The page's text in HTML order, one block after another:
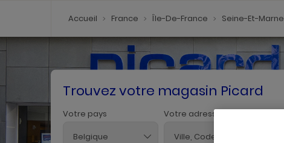
Accueil France Île-De-France Seine-Et-Marne
Trouvez votre magasin Picard
Votre pays
Belgique
Votre adresse